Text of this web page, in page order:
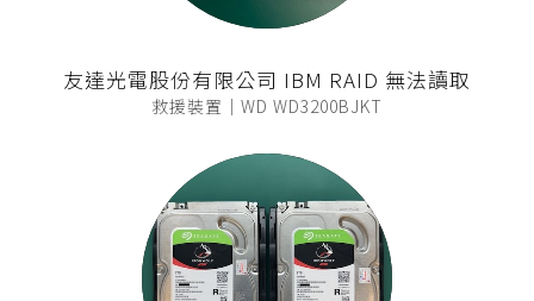
友達光電股份有限公司 IBM RAID 無法讀取
救援裝置｜WD WD3200BJKT